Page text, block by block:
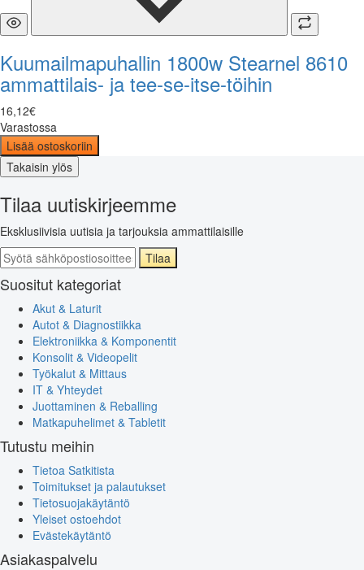
Kuumailmapuhallin 1800w Stearnel 8610
ammattilais- ja tee-se-itse-töihin
16,12€
Varastossa
Lisää ostoskoriin
Takaisin ylös
Tilaa uutiskirjeemme
Eksklusiivisia uutisia ja tarjouksia ammattilaisille
Tilaa
Suositut kategoriat
Akut & Laturit
Autot & Diagnostiikka
Elektroniikka & Komponentit
Konsolit & Videopelit
Työkalut & Mittaus
IT & Yhteydet
Juottaminen & Reballing
Matkapuhelimet & Tabletit
Tutustu meihin
Tietoa Satkitista
Toimitukset ja palautukset
Tietosuojakäytäntö
Yleiset ostoehdot
Evästekäytäntö
Asiakaspalvelu